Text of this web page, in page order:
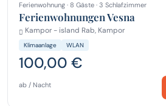
Ferienwohnung · 8 Gäste · 3 Schlafzimmer
Ferienwohnungen Vesna
Kampor - island Rab, Kampor
Klimaanlage WLAN
100,00 €
ab / Nacht